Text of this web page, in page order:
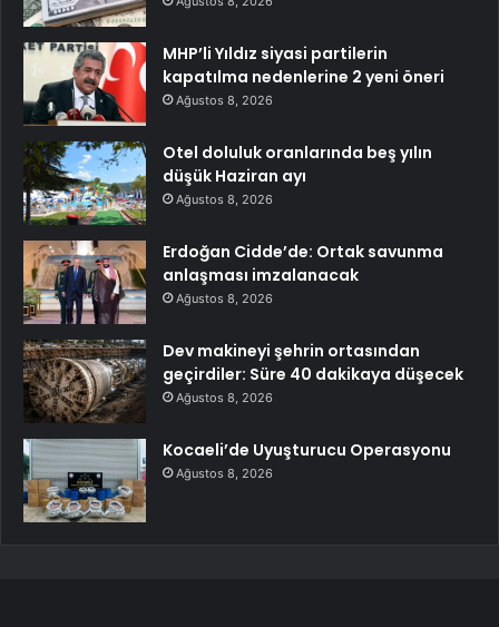
MHP’li Yıldız siyasi partilerin
kapatılma nedenlerine 2 yeni öneri
Ağustos 8, 2026
Otel doluluk oranlarında beş yılın
düşük Haziran ayı
Ağustos 8, 2026
Erdoğan Cidde’de: Ortak savunma
anlaşması imzalanacak
Ağustos 8, 2026
Dev makineyi şehrin ortasından
geçirdiler: Süre 40 dakikaya düşecek
Ağustos 8, 2026
Kocaeli’de Uyuşturucu Operasyonu
Ağustos 8, 2026